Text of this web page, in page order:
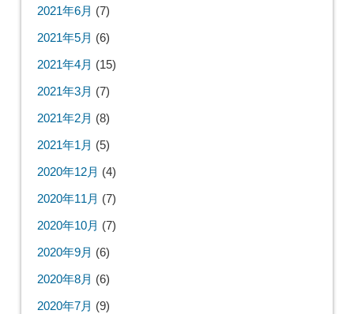
2021年6月 (7)
2021年5月 (6)
2021年4月 (15)
2021年3月 (7)
2021年2月 (8)
2021年1月 (5)
2020年12月 (4)
2020年11月 (7)
2020年10月 (7)
2020年9月 (6)
2020年8月 (6)
2020年7月 (9)